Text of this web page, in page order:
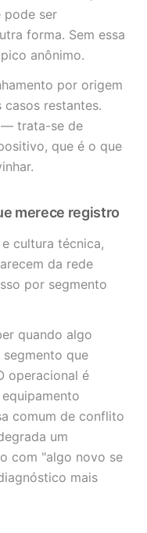
pode ser
forma. Sem essa
anônimo.
por origem
restantes.
— trata-se de
que é o que
merece registro
cultura técnica,
da rede
por segmento
quando algo
que
operacional é
comum de conflito
um
com "algo novo se
mais